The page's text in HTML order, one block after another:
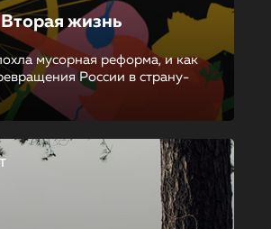
жизнь
мусорная реформа, и как
России в страну-